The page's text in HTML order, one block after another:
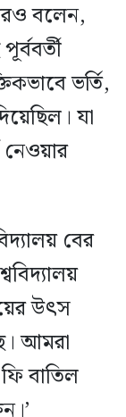
বলেন,
ভর্তি,
যা
বের
উৎস
আমরা
বাতিল